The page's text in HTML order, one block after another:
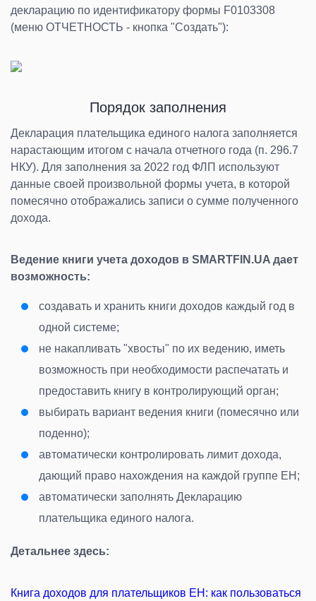
декларацию по идентификатору формы F0103308
(меню ОТЧЕТНОСТЬ - кнопка "Создать"):
Порядок заполнения
Декларация плательщика единого налога заполняется
нарастающим итогом с начала отчетного года (п. 296.7
НКУ). Для заполнения за 2022 год ФЛП используют
данные своей произвольной формы учета, в которой
помесячно отображались записи о сумме полученного
дохода.
Ведение книги учета доходов в SMARTFIN.UA дает
возможность:
создавать и хранить книги доходов каждый год в
одной системе;
не накапливать "хвосты" по их ведению, иметь
возможность при необходимости распечатать и
предоставить книгу в контролирующий орган;
выбирать вариант ведения книги (помесячно или
поденно);
автоматически контролировать лимит дохода,
дающий право нахождения на каждой группе ЕН;
автоматически заполнять Декларацию
плательщика единого налога.
Детальнее здесь:
Книга доходов для плательщиков ЕН: как пользоваться